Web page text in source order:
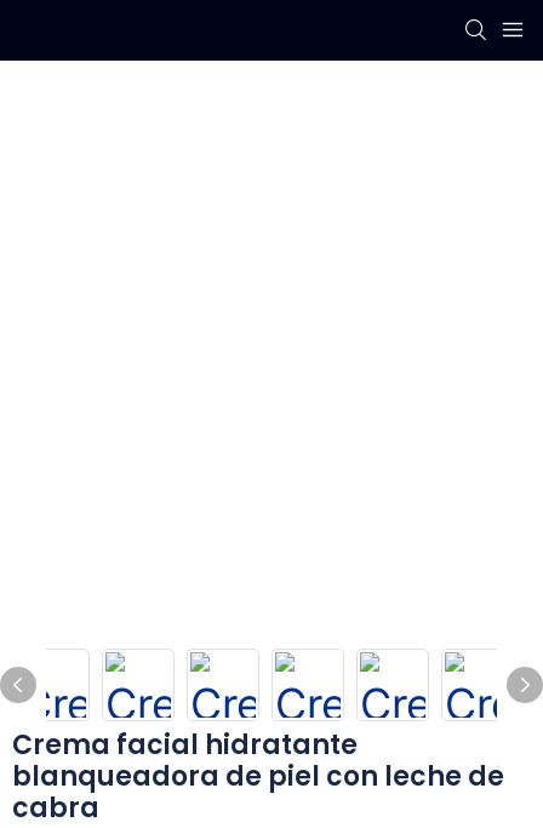
Crema facial hidratante
blanqueadora de piel con leche de
cabra